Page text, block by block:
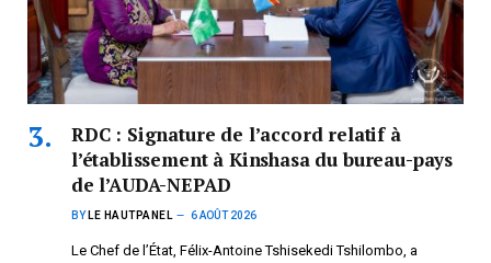
RDC : Signature de l’accord relatif à
l’établissement à Kinshasa du bureau-pays
de l’AUDA-NEPAD
BY LE HAUTPANEL 6 AOÛT 2026
Le Chef de l’État, Félix-Antoine Tshisekedi Tshilombo, a